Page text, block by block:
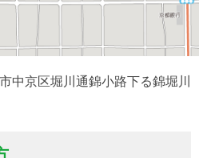
中京区堀川通錦小路下る錦堀川